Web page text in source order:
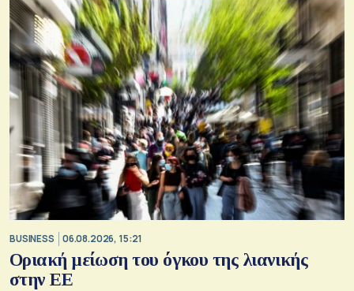
BUSINESS 06.08.2026, 15:21
Οριακή μείωση του όγκου της λιανικής
στην ΕΕ